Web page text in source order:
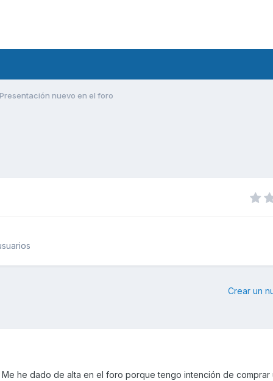
Presentación nuevo en el foro
Crear un
he dado de alta en el foro porque tengo intención de comprar